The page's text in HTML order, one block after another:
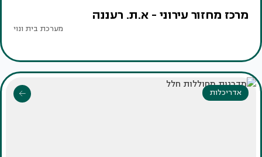
מרכז מחזור עירוני - א.ת. רעננה
מערכת בית ונוי
אדריכלות